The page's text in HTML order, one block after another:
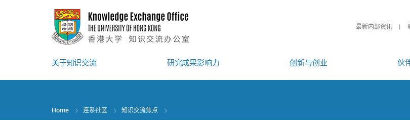
最新内部资讯
关于知识交流 研究成果影响力 创新与创业 伙
Home 连系社区 知识交流焦点